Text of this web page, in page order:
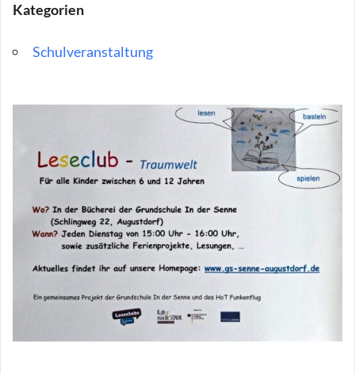
Kategorien
Schulveranstaltung